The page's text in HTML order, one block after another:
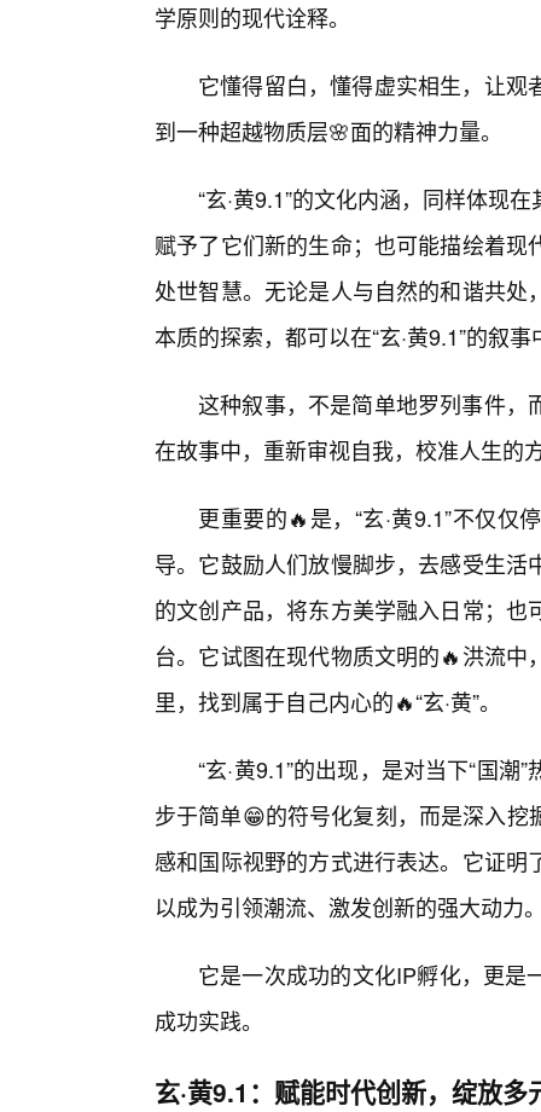
学原则的现代诠释。
它懂得留白，懂得虚实相生，让
到一种超越物质层🌸面的精神力量。
“玄·黄9.1”的文化内涵，同样体现
赋予了它们新的生命；也可能描绘着
处世智慧。无论是人与自然的和谐共
本质的探索，都可以在“玄·黄9.1”的叙
这种叙事，不是简单地罗列事件，
在故事中，重新审视自我，校准人生的
更重要的🔥是，“玄·黄9.1”不仅
导。它鼓励人们放慢脚步，去感受生
的文创产品，将东方美学融入日常；
台。它试图在现代物质文明的🔥洪流
里，找到属于自己内心的🔥“玄·黄”。
“玄·黄9.1”的出现，是对当下“国
步于简单😁的符号化复刻，而是深入
感和国际视野的方式进行表达。它证
以成为引领潮流、激发创新的强大动力
它是一次成功的文化IP孵化，更是
成功实践。
玄·黄9.1：赋能时代创新，绽放多